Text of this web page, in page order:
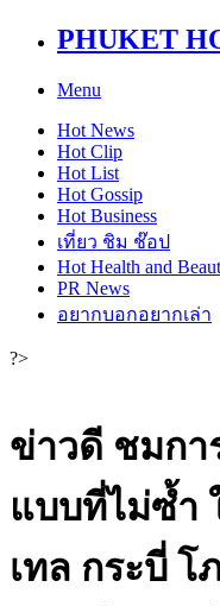
PHUKET
Menu
Hot News
Hot Clip
Hot List
Hot Gossip
Hot Business
เที่ยว ชิม ช๊อป
Hot Health and
PR News
อยากบอกอยากเล่า
?>
ข่าวดี ชมก
แบบที่ไม่ซ้ำ
เทล กระบี่ โ